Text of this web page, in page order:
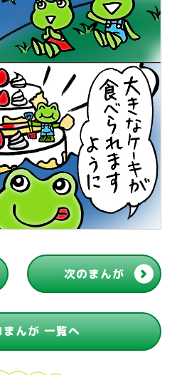
次のまんが
まんが 一覧へ